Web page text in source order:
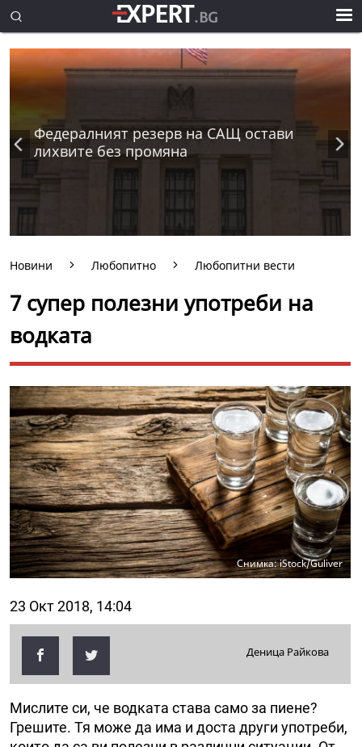
Федералният резерв на САЩ остави
лихвите без промяна
Новини Любопитно Любопитни вести
7 супер полезни употреби на
водката
Снимка: iStock/Guliver
23 Окт 2018, 14:04
Деница Райкова
Мислите си, че водката става само за пиене?
Грешите. Тя може да има и доста други употреби,